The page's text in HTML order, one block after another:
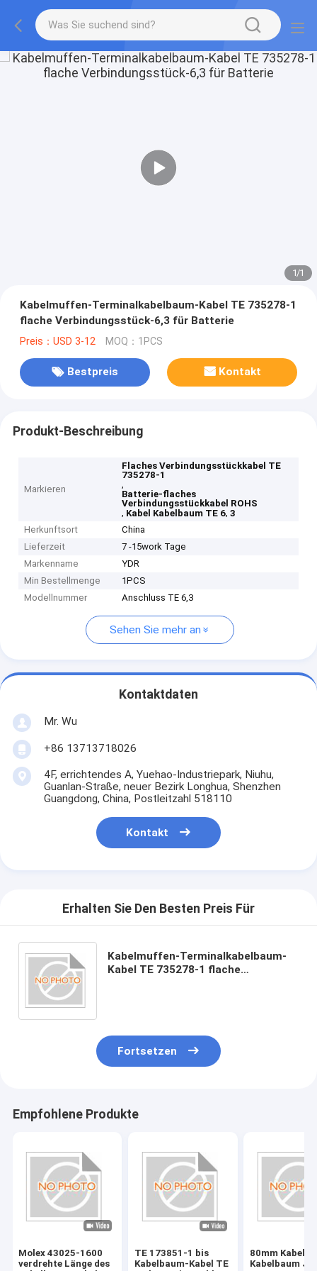
1/1
Kabelmuffen-Terminalkabelbaum-Kabel TE 735278-1
flache Verbindungsstück-6,3 für Batterie
Preis：USD 3-12 MOQ：1PCS
Bestpreis Kontakt
Produkt-Beschreibung
Markieren
Flaches Verbindungsstückkabel TE
735278-1
,
Batterie-flaches
Verbindungsstückkabel ROHS
, Kabel Kabelbaum TE 6,3
Herkunftsort
China
Lieferzeit
7 -15work Tage
Markenname
YDR
Min Bestellmenge
1PCS
Modellnummer
Anschluss TE 6,3
Sehen Sie mehr an
Kontaktdaten
Mr. Wu
+86 13713718026
4F, errichtendes A, Yuehao-Industriepark, Niuhu,
Guanlan-Straße, neuer Bezirk Longhua, Shenzhen
Guangdong, China, Postleitzahl 518110
Kontakt
Erhalten Sie Den Besten Preis Für
Kabelmuffen-Terminalkabelbaum-
Kabel TE 735278-1 flache
Fortsetzen
Empfohlene Produkte
Molex 43025-1600
verdrehte Länge des
TE 173851-1 bis
Kabelbaum-Kabel TE
80mm Kabel-
Kabelbaum